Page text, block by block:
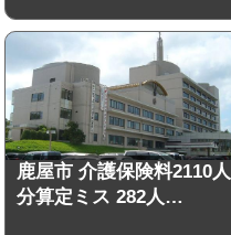
鹿屋市 介護保険料2110人
分算定ミス 282人…